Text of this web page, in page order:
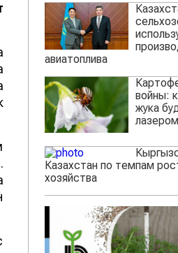
авиатоплива
войны:
жука
лазером
Казахстан по темпам
хозяйства